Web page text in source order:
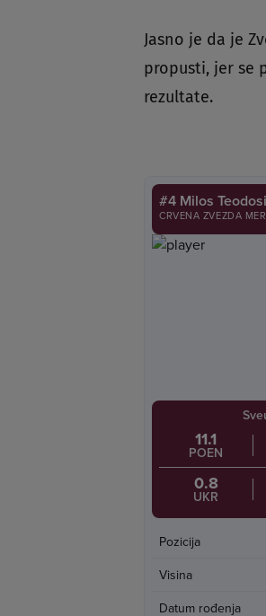
Jasno je da je
propusti, jer se
rezultate.
#4 Milos
CRVENA ZVEZDA
11.1
POEN
0.8
UKR
Pozicija
Visina
Datum rođenja